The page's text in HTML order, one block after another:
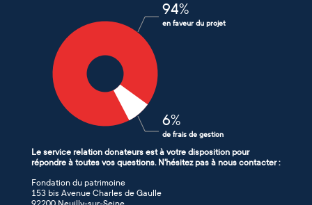
94%
en faveur du projet
6%
de frais de gestion
Le service relation donateurs est à votre disposition pour
répondre à toutes vos questions. N'hésitez pas à nous contacter :
Fondation du patrimoine
153 bis Avenue Charles de Gaulle